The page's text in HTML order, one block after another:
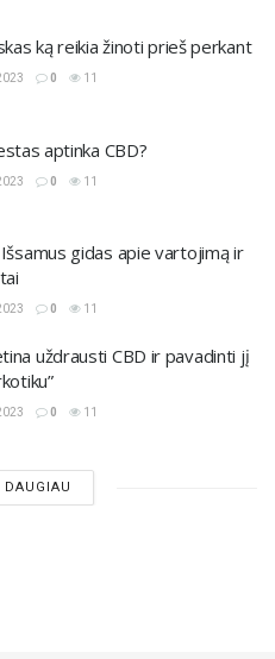
ką reikia žinoti prieš perkant
0 11
aptinka CBD?
0 11
Išsamus gidas apie vartojimą ir
0 11
uždrausti CBD ir pavadinti jį
0 11
DAUGIAU